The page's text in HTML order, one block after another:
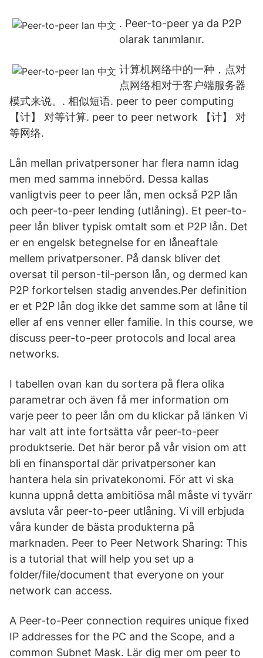
. Peer-to-peer ya da P2P
olarak tanımlanır.
计算机网络中的一种，点对
点网络相对于客户端服务器
模式来说。. 相似短语. peer to peer computing
【计】 对等计算. peer to peer network 【计】 对
等网络.
Lån mellan privatpersoner har flera namn idag
men med samma innebörd. Dessa kallas
vanligtvis peer to peer lån, men också P2P lån
och peer-to-peer lending (utlåning). Et peer-to-
peer lån bliver typisk omtalt som et P2P lån. Det
er en engelsk betegnelse for en låneaftale
mellem privatpersoner. På dansk bliver det
oversat til person-til-person lån, og dermed kan
P2P forkortelsen stadig anvendes.Per definition
er et P2P lån dog ikke det samme som at låne til
eller af ens venner eller familie. In this course, we
discuss peer-to-peer protocols and local area
networks.
I tabellen ovan kan du sortera på flera olika
parametrar och även få mer information om
varje peer to peer lån om du klickar på länken Vi
har valt att inte fortsätta vår peer-to-peer
produktserie. Det här beror på vår vision om att
bli en finansportal där privatpersoner kan
hantera hela sin privatekonomi. För att vi ska
kunna uppnå detta ambitiösa mål måste vi tyvärr
avsluta vår peer-to-peer utlåning. Vi vill erbjuda
våra kunder de bästa produkterna på
marknaden. Peer to Peer Network Sharing: This
is a tutorial that will help you set up a
folder/file/document that everyone on your
network can access.
A Peer-to-Peer connection requires unique fixed
IP addresses for the PC and the Scope, and a
common Subnet Mask. Lär dig mer om peer to